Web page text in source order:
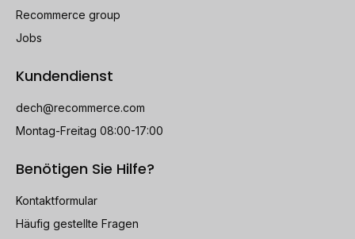
Recommerce group
Jobs
Kundendienst
dech@recommerce.com
Montag-Freitag 08:00-17:00
Benötigen Sie Hilfe?
Kontaktformular
Häufig gestellte Fragen